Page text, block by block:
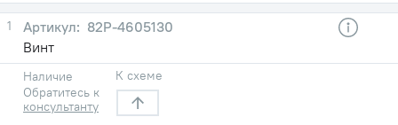
1
82Р-4605130
Винт
Наличие
Обратитесь к
консультанту
К схеме